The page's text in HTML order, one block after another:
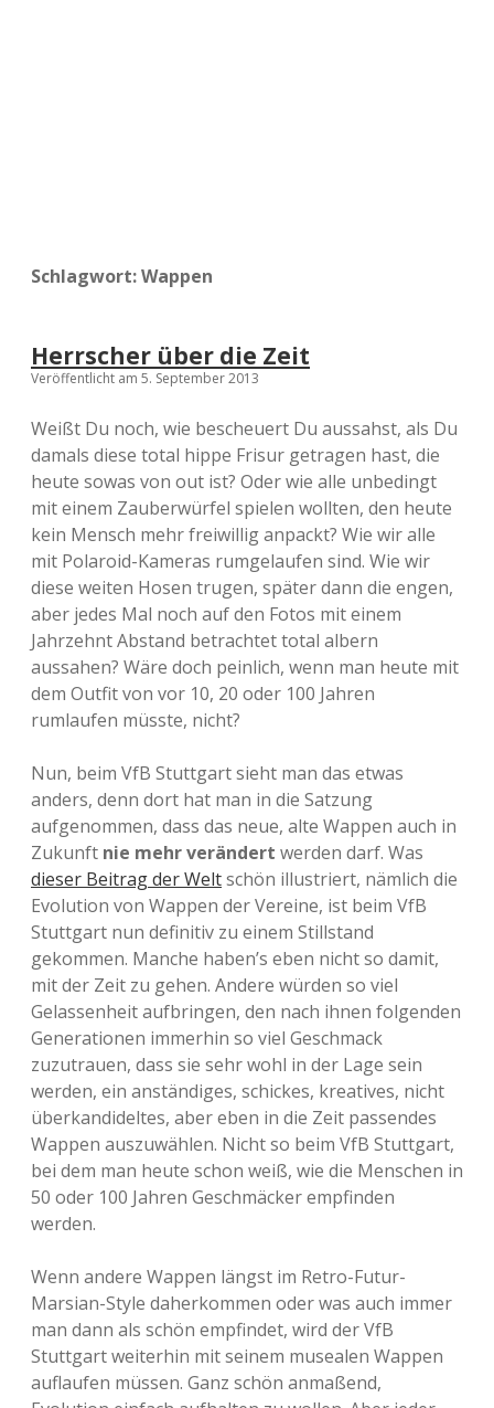
Schlagwort:Wappen
Herrscher über die Zeit
Veröffentlicht am 5. September 2013
Weißt Du noch, wie bescheuert Du aussahst, als Du
damals diese total hippe Frisur getragen hast, die
heute sowas von out ist? Oder wie alle unbedingt
mit einem Zauberwürfel spielen wollten, den heute
kein Mensch mehr freiwillig anpackt? Wie wir alle
mit Polaroid-Kameras rumgelaufen sind. Wie wir
diese weiten Hosen trugen, später dann die engen,
aber jedes Mal noch auf den Fotos mit einem
Jahrzehnt Abstand betrachtet total albern
aussahen? Wäre doch peinlich, wenn man heute mit
dem Outfit von vor 10, 20 oder 100 Jahren
rumlaufen müsste, nicht?
Nun, beim VfB Stuttgart sieht man das etwas
anders, denn dort hat man in die Satzung
aufgenommen, dass das neue, alte Wappen auch in
Zukunft nie mehr verändert werden darf. Was
dieser Beitrag der Weltschön illustriert, nämlich die
Evolution von Wappen der Vereine, ist beim VfB
Stuttgart nun definitiv zu einem Stillstand
gekommen. Manche haben’s eben nicht so damit,
mit der Zeit zu gehen. Andere würden so viel
Gelassenheit aufbringen, den nach ihnen folgenden
Generationen immerhin so viel Geschmack
zuzutrauen, dass sie sehr wohl in der Lage sein
werden, ein anständiges, schickes, kreatives, nicht
überkandideltes, aber eben in die Zeit passendes
Wappen auszuwählen. Nicht so beim VfB Stuttgart,
bei dem man heute schon weiß, wie die Menschen in
50 oder 100 Jahren Geschmäcker empfinden
werden.
Wenn andere Wappen längst im Retro-Futur-
Marsian-Style daherkommen oder was auch immer
man dann als schön empfindet, wird der VfB
Stuttgart weiterhin mit seinem musealen Wappen
auflaufen müssen. Ganz schön anmaßend,